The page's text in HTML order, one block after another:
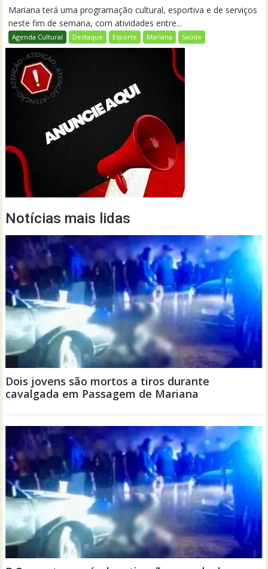
Mariana terá uma programação cultural, esportiva e de serviços
neste fim de semana, com atividades entre...
Agenda Cultural Destaque Esporte Mariana Saúde
Notícias mais lidas